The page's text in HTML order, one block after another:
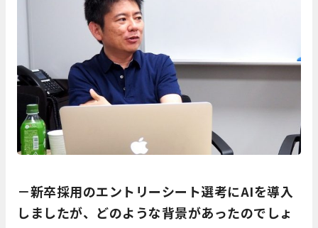
－新卒採用のエントリーシート選考にAIを導入
しましたが、どのような背景があったのでしょ